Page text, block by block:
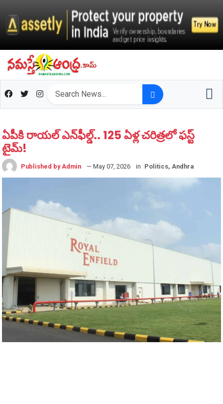
ఏపీకి రాయల్ ఎన్‌ఫీల్డ్.. 125 ఏళ్ల చరిత్రలో ఫస్ట్
టైమ్!
Published by Admin — May 07, 2026 in Politics, Andhra